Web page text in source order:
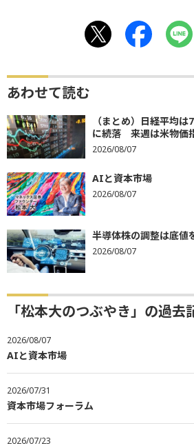
あわせて読む
（まとめ）日経平均
に続落 来週は米物価
2026/08/07
AIと資本市場
2026/08/07
半導体株の調整は底値
2026/08/07
「松本大のつぶやき」の過去
2026/08/07
AIと資本市場
2026/07/31
資本市場フォーラム
2026/07/23